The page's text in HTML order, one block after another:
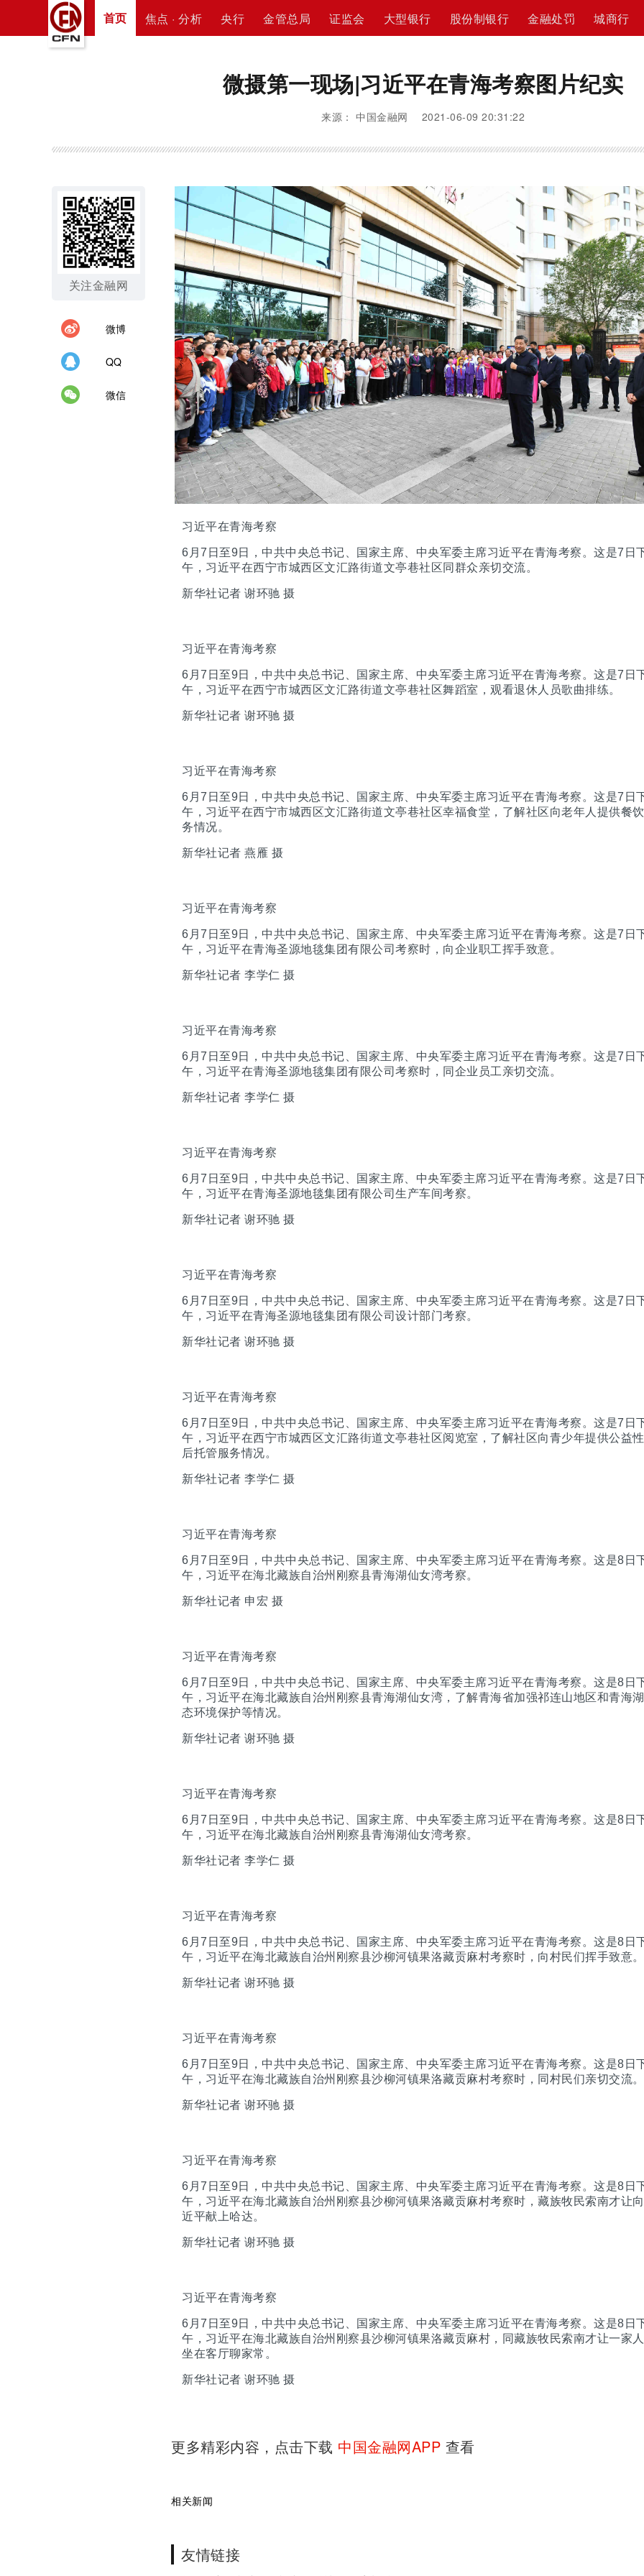
首页 焦点 · 分析 央行 金管总局 证监会 大型银行 股份制银行 金融处罚 城商行
微摄第一现场|习近平在青海考察图片纪实
来源： 中国金融网 2021-06-09 20:31:22
关注金融网
微博
QQ
微信
习近平在青海考察
6月7日至9日，中共中央总书记、国家主席、中央军委主席习近平在青海考察。这是7日
午，习近平在西宁市城西区文汇路街道文亭巷社区同群众亲切交流。
新华社记者 谢环驰 摄
习近平在青海考察
6月7日至9日，中共中央总书记、国家主席、中央军委主席习近平在青海考察。这是7日
午，习近平在西宁市城西区文汇路街道文亭巷社区舞蹈室，观看退休人员歌曲排练。
新华社记者 谢环驰 摄
习近平在青海考察
6月7日至9日，中共中央总书记、国家主席、中央军委主席习近平在青海考察。这是7日
午，习近平在西宁市城西区文汇路街道文亭巷社区幸福食堂，了解社区向老年人提供餐
务情况。
新华社记者 燕雁 摄
习近平在青海考察
6月7日至9日，中共中央总书记、国家主席、中央军委主席习近平在青海考察。这是7日
午，习近平在青海圣源地毯集团有限公司考察时，向企业职工挥手致意。
新华社记者 李学仁 摄
习近平在青海考察
6月7日至9日，中共中央总书记、国家主席、中央军委主席习近平在青海考察。这是7日
午，习近平在青海圣源地毯集团有限公司考察时，同企业员工亲切交流。
新华社记者 李学仁 摄
习近平在青海考察
6月7日至9日，中共中央总书记、国家主席、中央军委主席习近平在青海考察。这是7日
午，习近平在青海圣源地毯集团有限公司生产车间考察。
新华社记者 谢环驰 摄
习近平在青海考察
6月7日至9日，中共中央总书记、国家主席、中央军委主席习近平在青海考察。这是7日
午，习近平在青海圣源地毯集团有限公司设计部门考察。
新华社记者 谢环驰 摄
习近平在青海考察
6月7日至9日，中共中央总书记、国家主席、中央军委主席习近平在青海考察。这是7日
午，习近平在西宁市城西区文汇路街道文亭巷社区阅览室，了解社区向青少年提供公益
后托管服务情况。
新华社记者 李学仁 摄
习近平在青海考察
6月7日至9日，中共中央总书记、国家主席、中央军委主席习近平在青海考察。这是8日
午，习近平在海北藏族自治州刚察县青海湖仙女湾考察。
新华社记者 申宏 摄
习近平在青海考察
6月7日至9日，中共中央总书记、国家主席、中央军委主席习近平在青海考察。这是8日
午，习近平在海北藏族自治州刚察县青海湖仙女湾，了解青海省加强祁连山地区和青海
态环境保护等情况。
新华社记者 谢环驰 摄
习近平在青海考察
6月7日至9日，中共中央总书记、国家主席、中央军委主席习近平在青海考察。这是8日
午，习近平在海北藏族自治州刚察县青海湖仙女湾考察。
新华社记者 李学仁 摄
习近平在青海考察
6月7日至9日，中共中央总书记、国家主席、中央军委主席习近平在青海考察。这是8日
午，习近平在海北藏族自治州刚察县沙柳河镇果洛藏贡麻村考察时，向村民们挥手致意。
新华社记者 谢环驰 摄
习近平在青海考察
6月7日至9日，中共中央总书记、国家主席、中央军委主席习近平在青海考察。这是8日
午，习近平在海北藏族自治州刚察县沙柳河镇果洛藏贡麻村考察时，同村民们亲切交流。
新华社记者 谢环驰 摄
习近平在青海考察
6月7日至9日，中共中央总书记、国家主席、中央军委主席习近平在青海考察。这是8日
午，习近平在海北藏族自治州刚察县沙柳河镇果洛藏贡麻村考察时，藏族牧民索南才让
近平献上哈达。
新华社记者 谢环驰 摄
习近平在青海考察
6月7日至9日，中共中央总书记、国家主席、中央军委主席习近平在青海考察。这是8日
午，习近平在海北藏族自治州刚察县沙柳河镇果洛藏贡麻村，同藏族牧民索南才让一家
坐在客厅聊家常。
新华社记者 谢环驰 摄
更多精彩内容，点击下载 中国金融网APP 查看
相关新闻
友情链接